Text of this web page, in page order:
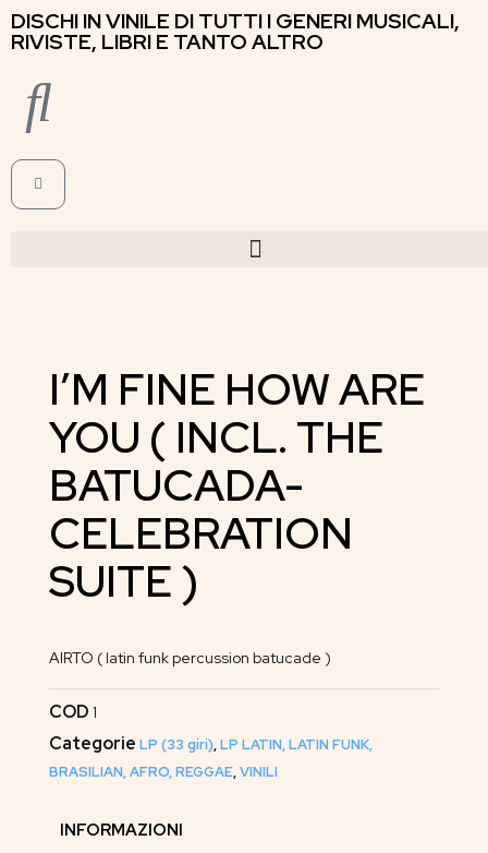
DISCHI IN VINILE DI TUTTI I GENERI MUSICALI,
RIVISTE, LIBRI E TANTO ALTRO
I’M FINE HOW ARE
YOU ( INCL. THE
BATUCADA-
CELEBRATION
SUITE )
AIRTO ( latin funk percussion batucade )
COD 1
Categorie LP (33 giri),LP LATIN, LATIN FUNK,
BRASILIAN, AFRO, REGGAE,VINILI
INFORMAZIONI